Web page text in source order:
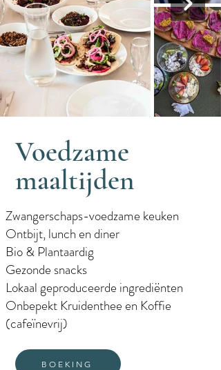
Voedzame
maaltijden
Zwangerschaps-voedzame keuken
Ontbijt, lunch en diner
Bio & Plantaardig
Gezonde snacks
Lokaal geproduceerde ingrediënten
Onbepekt Kruidenthee en Koffie
(cafeïnevrij)
BOEKING